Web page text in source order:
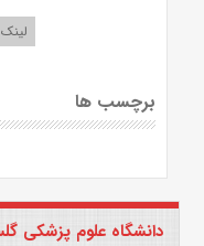
برچسب ها
دانشگاه علوم پزشکی